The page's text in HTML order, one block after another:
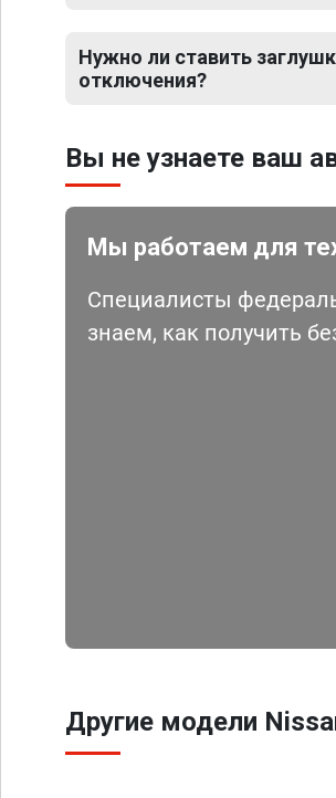
Нужно ли ставить
отключения?
Вы не узнаете ваш
Мы работаем для
Специалисты
знаем, как получить
Другие модели